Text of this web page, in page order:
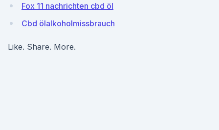
Fox 11 nachrichten cbd öl
Cbd ölalkoholmissbrauch
Like. Share. More.